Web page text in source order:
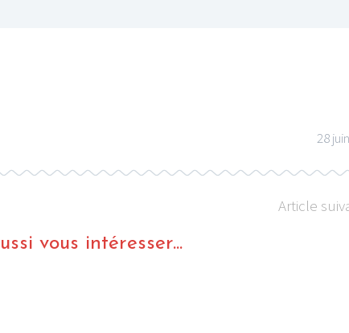
28
Article
vous intéresser...